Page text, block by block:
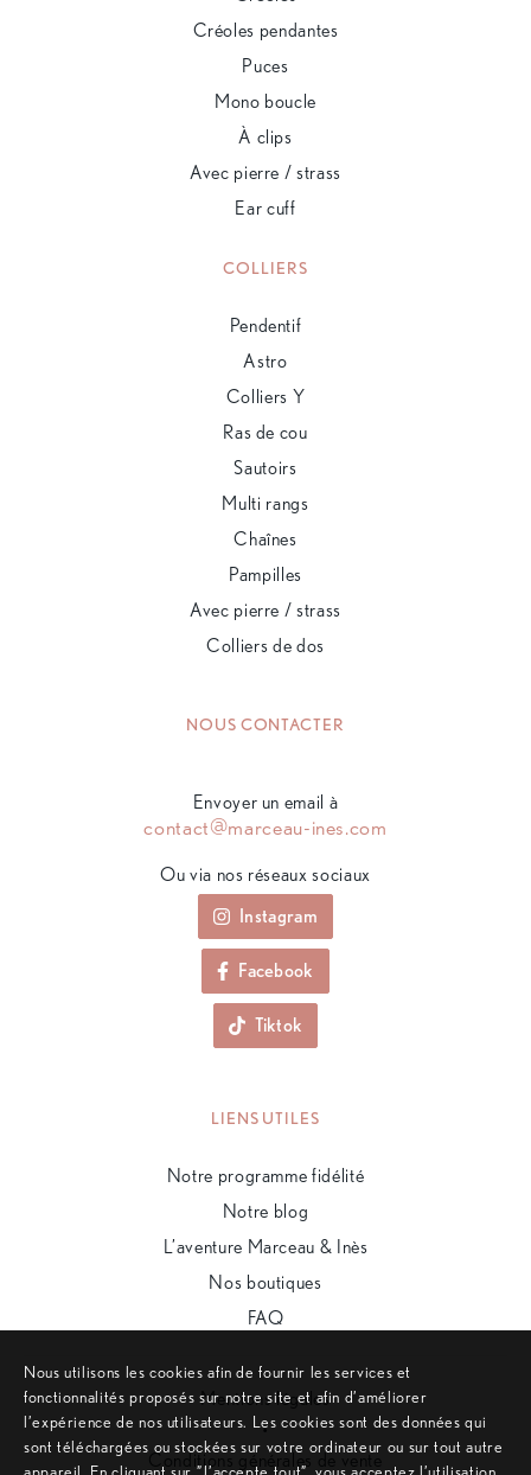
Créoles pendantes
Puces
Mono boucle
À clips
Avec pierre / strass
Ear cuff
COLLIERS
Pendentif
Astro
Colliers Y
Ras de cou
Sautoirs
Multi rangs
Chaînes
Pampilles
Avec pierre / strass
Colliers de dos
NOUS CONTACTER
Envoyer un email à
contact@marceau-ines.com
Ou via nos réseaux sociaux
Instagram
Facebook
Tiktok
LIENS UTILES
Notre programme fidélité
Notre blog
L’aventure Marceau & Inès
Nos boutiques
FAQ
Mentions légales
•
Conditions générales de vente
Nous utilisons les cookies afin de fournir les services et
fonctionnalités proposés sur notre site et afin d’améliorer
l’expérience de nos utilisateurs. Les cookies sont des données qui
sont téléchargées ou stockées sur votre ordinateur ou sur tout autre
appareil. En cliquant sur ”J’accepte tout”, vous acceptez l’utilisation